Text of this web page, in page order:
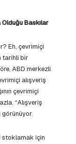
Olduğu Baskılar
Eh, çevrimiçi
tarihli bir
ABD merkezli
alışveriş
çevrimiçi
“Alışveriş
görünüyor.
stoklamak için